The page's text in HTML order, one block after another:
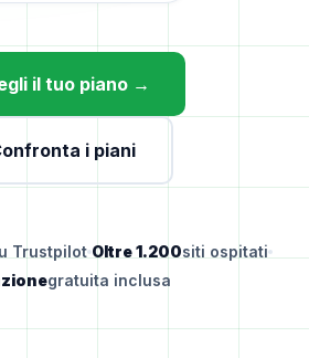
il tuo piano →
i piani
Trustpilot Oltre 1.200siti ospitati
gratuita inclusa